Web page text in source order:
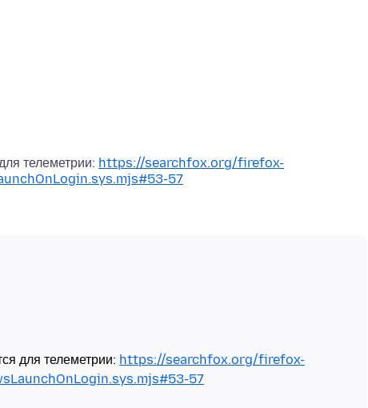
телеметрии: https://searchfox.org/firefox-
57
для телеметрии: https://searchfox.org/firefox-
57